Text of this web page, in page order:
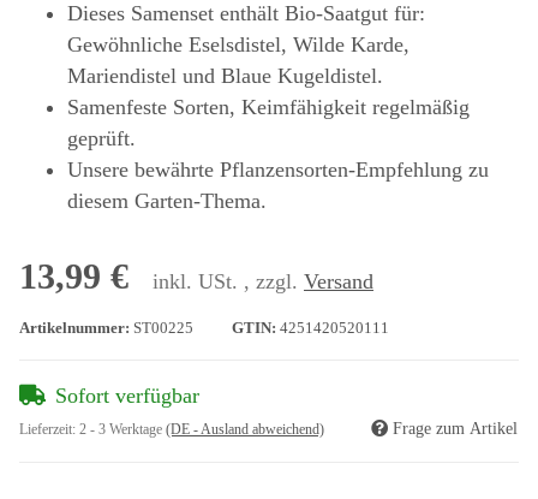
Dieses Samenset enthält Bio-Saatgut für:
Gewöhnliche Eselsdistel, Wilde Karde,
Mariendistel und Blaue Kugeldistel.
Samenfeste Sorten, Keimfähigkeit regelmäßig
geprüft.
Unsere bewährte Pflanzensorten-Empfehlung zu
diesem Garten-Thema.
13,99 € inkl. USt. , zzgl. Versand
Artikelnummer: ST00225 GTIN: 4251420520111
Sofort verfügbar
Lieferzeit: 2 - 3 Werktage (DE - Ausland abweichend) Frage zum Artikel